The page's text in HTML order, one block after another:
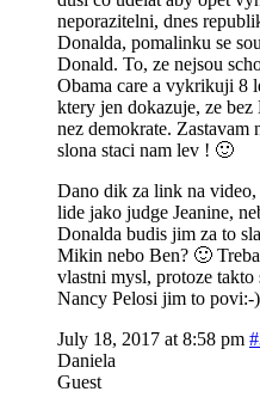
neporazitelni, dnes
Donalda, pomalinku se
Donald. To, ze nejsou
Obama care a vykrikuji 8
ktery jen dokazuje, ze
nez demokrate. Zastavam
slona staci nam lev ! 🙂
Dano dik za link na video,
lide jako judge Jeanine,
Donalda budis jim za to
Mikin nebo Ben? 🙂
vlastni mysl, protoze
Nancy Pelosi jim to povi:-)
July 18, 2017 at 8:58 pm
Daniela
Guest